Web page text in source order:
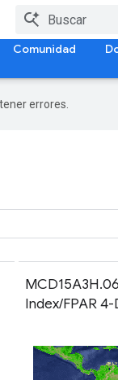
Comunidad
errores.
Index/FPAR